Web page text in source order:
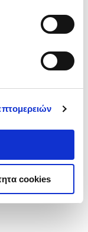
cookies